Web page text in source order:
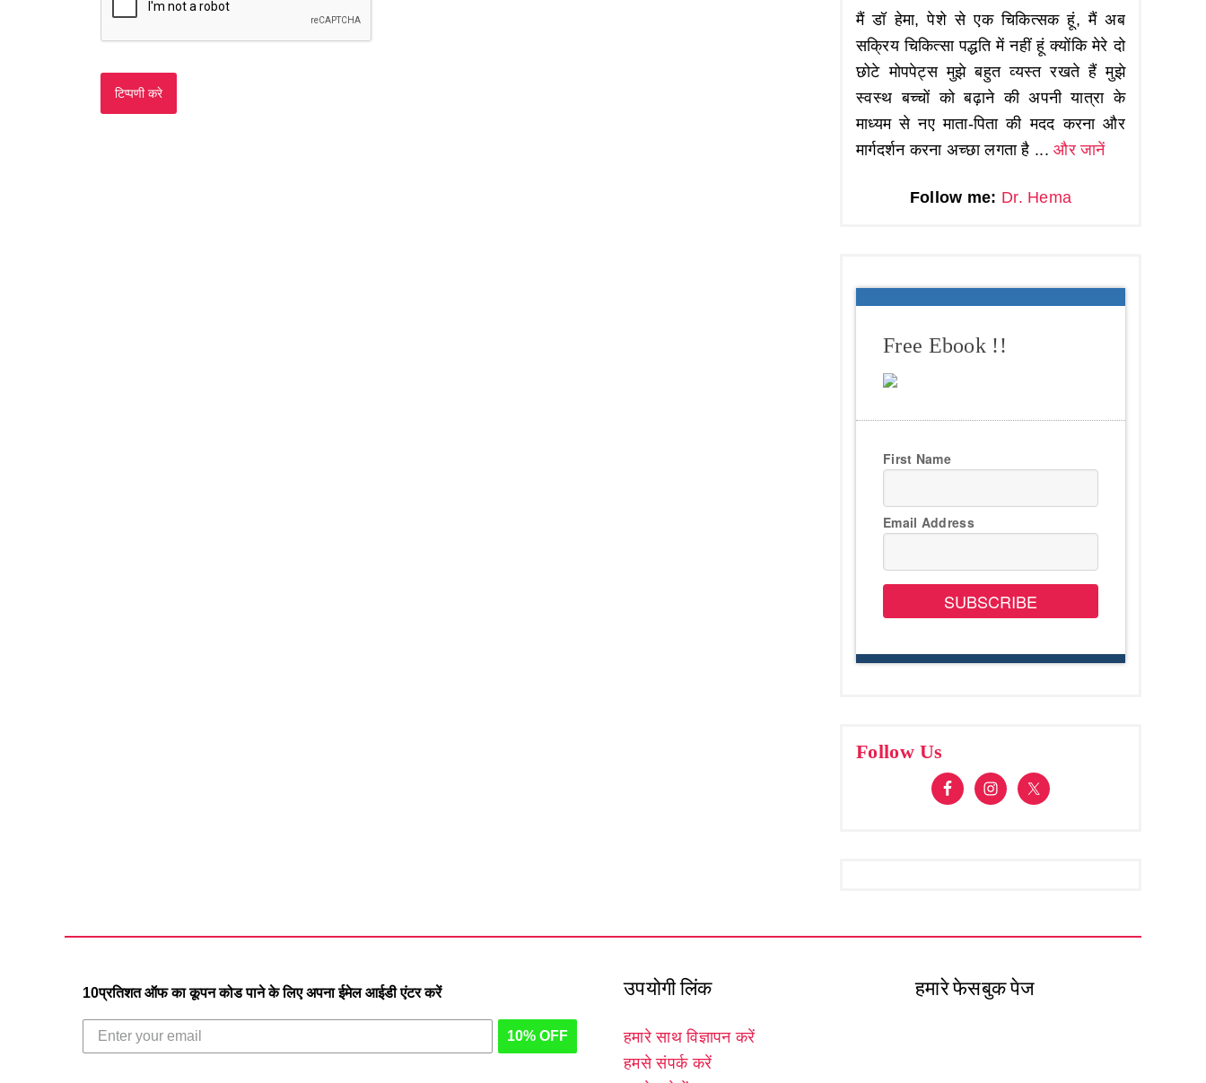
मैं डॉ हेमा, पेशे से एक चिकित्सक हूं, मैं अब
सक्रिय चिकित्सा पद्धति में नहीं हूं क्योंकि मेरे दो
छोटे मोपपेट्स मुझे बहुत व्यस्त रखते हैं मुझे
स्वस्थ बच्चों को बढ़ाने की अपनी यात्रा के
माध्यम से नए माता-पिता की मदद करना और
मार्गदर्शन करना अच्छा लगता है ...और जानें
Follow me: Dr. Hema
Free Ebook !!
First Name
Email Address
SUBSCRIBE
Follow Us
10प्रतिशत ऑफ का कूपन कोड पाने के लिए अपना ईमेल आईडी एंटर करें
10% OFF
उपयोगी लिंक
हमारे साथ विज्ञापन करें
हमसे संपर्क करें
हमारे फेसबुक पेज